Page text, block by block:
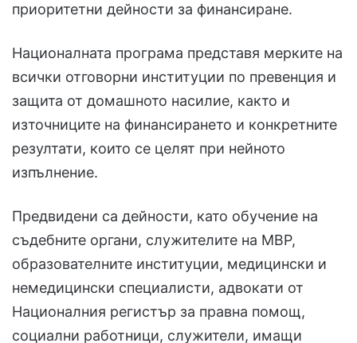
приоритетни дейности за финансиране.
Националната програма представя мерките на
всички отговорни институции по превенция и
защита от домашното насилие, както и
източниците на финансирането и конкретните
резултати, които се целят при нейното
изпълнение.
Предвидени са дейности, като обучение на
съдебните органи, служителите на МВР,
образователните институции, медицински и
немедицински специалисти, адвокати от
Националния регистър за правна помощ,
социални работници, служители, имащи